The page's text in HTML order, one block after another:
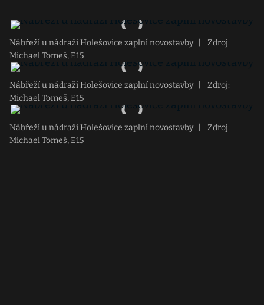
Nábřeží u nádraží Holešovice zaplní novostavby
Zdroj:
Michael Tomeš, E15
Nábřeží u nádraží Holešovice zaplní novostavby
Zdroj:
Michael Tomeš, E15
Nábřeží u nádraží Holešovice zaplní novostavby
Zdroj:
Michael Tomeš, E15